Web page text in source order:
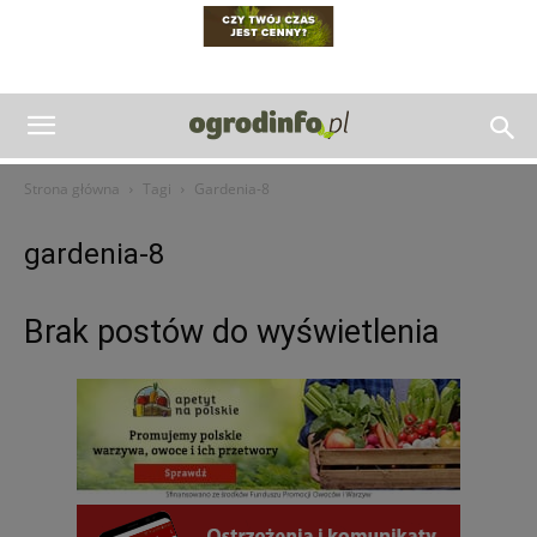
Strona główna Tagi Gardenia-8
gardenia-8
Brak postów do wyświetlenia